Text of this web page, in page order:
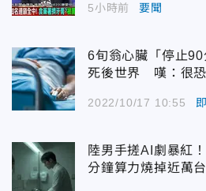
5小時前 要聞
6旬翁心臟「停止
死後世界 嘆：很
2022/10/17 10:55
陸男手搓AI劇暴紅
分鐘算力燒掉近萬